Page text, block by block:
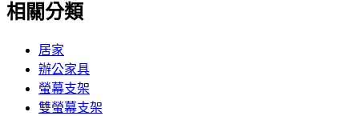
相關分類
居家
辦公家具
螢幕支架
雙螢幕支架